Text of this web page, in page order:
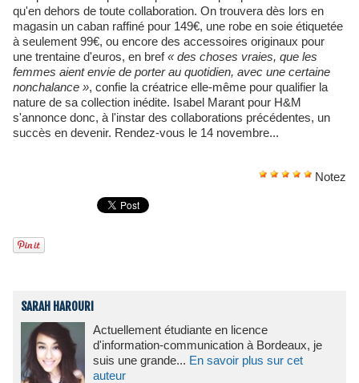
qu'en dehors de toute collaboration. On trouvera dès lors en
magasin un caban raffiné pour 149€, une robe en soie étiquetée
à seulement 99€, ou encore des accessoires originaux pour
une trentaine d'euros, en bref« des choses vraies, que les
femmes aient envie de porter au quotidien, avec une certaine
nonchalance », confie la créatrice elle-même pour qualifier la
nature de sa collection inédite. Isabel Marant pour H&M
s'annonce donc, à l'instar des collaborations précédentes, un
succès en devenir. Rendez-vous le 14 novembre...
Notez
SARAH HAROURI
Actuellement étudiante en licence
d'information-communication à Bordeaux, je
suis une grande... En savoir plus sur cet
auteur